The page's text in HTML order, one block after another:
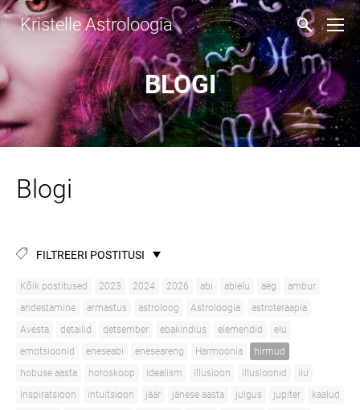
Kristelle Astroloogia
BLOGI
Blogi
FILTREERI POSTITUSI
Kõik postitused 2023 2024 2026 abi abielu aeg
ambur
andestamine
armastus astroloog Astroloogia
astroteraapia
Avesta
detailid detsember ebakindlus elemendid
elu
emotsioonid
eneseabi eneseareng Harmoonia
hirmud
hobuse aasta
horoskoop idealism illusioon illusioonid
ilu
Inspiratsioon
intuitsioon jäär jänese aasta julgus jupiter
kaalud